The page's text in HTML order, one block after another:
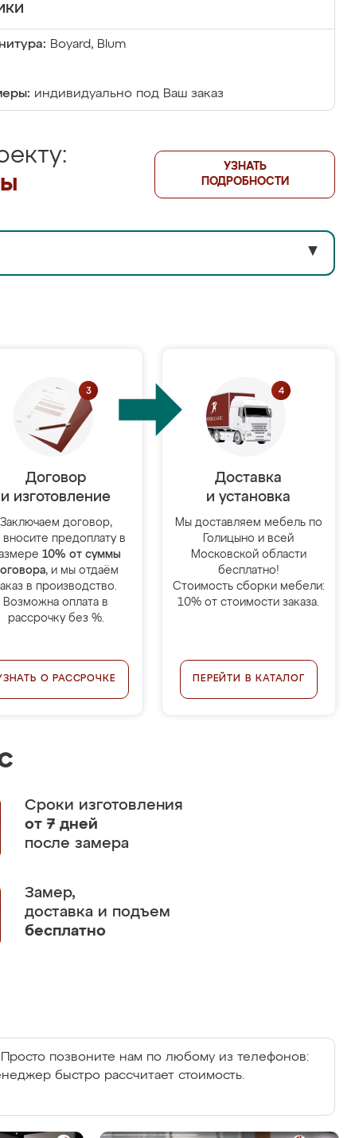
Boyard, Blum
индивидуально под Ваш заказ
УЗНАТЬ
ПОДРОБНОСТИ
▼
Договор
и изготовление
Заключаем договор,
вносите предоплату в
10% от суммы
, и мы отдаём
в производство.
Возможна оплата в
рассрочку без %.
О РАССРОЧКЕ
Доставка
и установка
Мы доставляем мебель по
Голицыно и всей
Московской области
бесплатно!
Стоимость сборки мебели:
10% от стоимости заказа.
ПЕРЕЙТИ В КАТАЛОГ
Сроки изготовления
от 7 дней
после замера
Замер,
доставка и подъем
бесплатно
позвоните нам по любому из телефонов:
быстро рассчитает стоимость.